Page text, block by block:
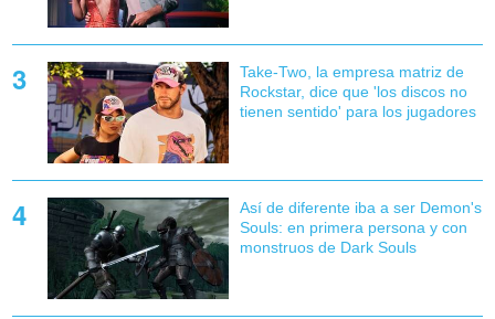
Take-Two, la empresa matriz de
Rockstar, dice que 'los discos no
tienen sentido' para los jugadores
Así de diferente iba a ser Demon's
Souls: en primera persona y con
monstruos de Dark Souls